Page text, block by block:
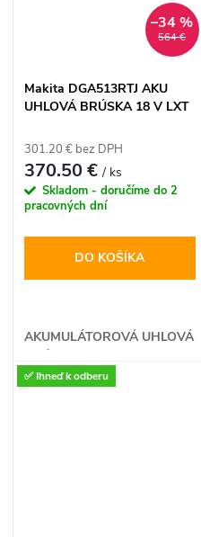
564 €
–34 %
Makita DGA513RTJ AKU
UHLOVÁ BRÚSKA 18 V LXT
301.20 € bez DPH
370.50 €/ ks
Skladom - doručíme do 2
pracovných dní
DO KOŠÍKA
AKUMULÁTOROVÁ UHLOVÁ
✅ Ihneď k odberu